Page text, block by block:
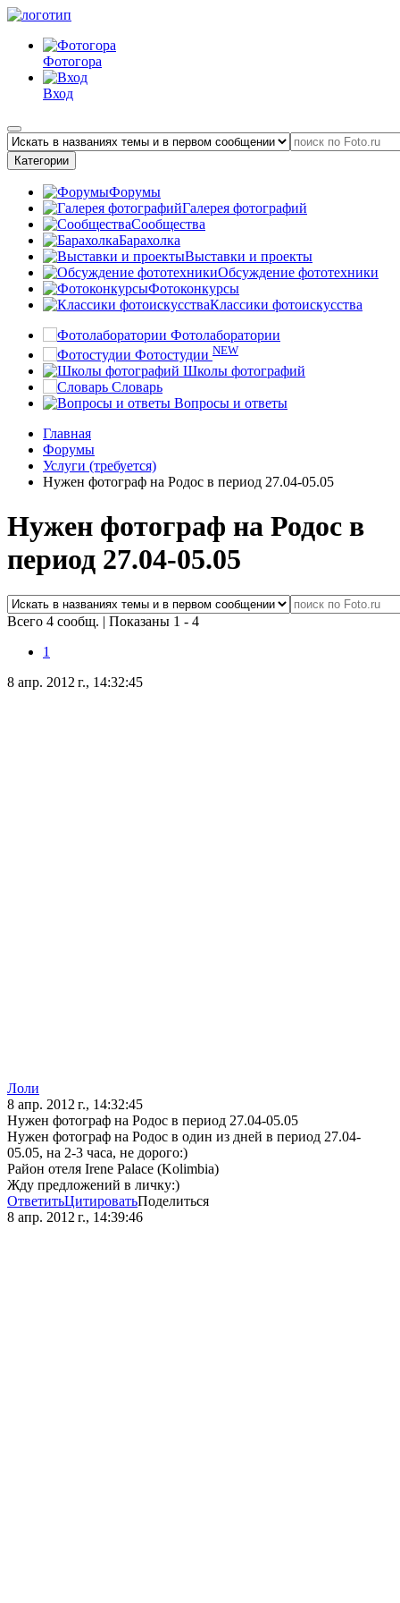
Фотогора
Вход
Категории
Форумы
Галерея фотографий
Сообщества
Барахолка
Выставки и проекты
Обсуждение фототехники
Фотоконкурсы
Классики фотоискусства
Фотолаборатории
Фотостудии NEW
Школы фотографий
Словарь
Вопросы и ответы
Главная
Форумы
Услуги (требуется)
Нужен фотограф на Родос в период 27.04-05.05
Нужен фотограф на Родос в
период 27.04-05.05
Всего 4 сообщ. | Показаны 1 - 4
1
8 апр. 2012 г., 14:32:45
Лоли
8 апр. 2012 г., 14:32:45
Нужен фотограф на Родос в период 27.04-05.05
Нужен фотограф на Родос в один из дней в период 27.04-
05.05, на 2-3 часа, не дорого:)
Район отеля Irene Palace (Kolimbia)
Жду предложений в личку:)
ОтветитьЦитироватьПоделиться
8 апр. 2012 г., 14:39:46